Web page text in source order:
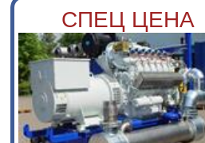
СПЕЦ ЦЕНА